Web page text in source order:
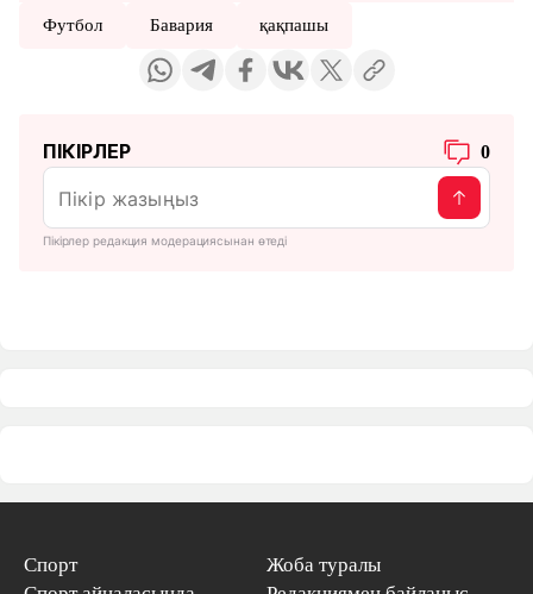
Футбол Бавария қақпашы
ПІКІРЛЕР 0
Пікірлер редакция модерациясынан өтеді
Спорт
Жоба туралы